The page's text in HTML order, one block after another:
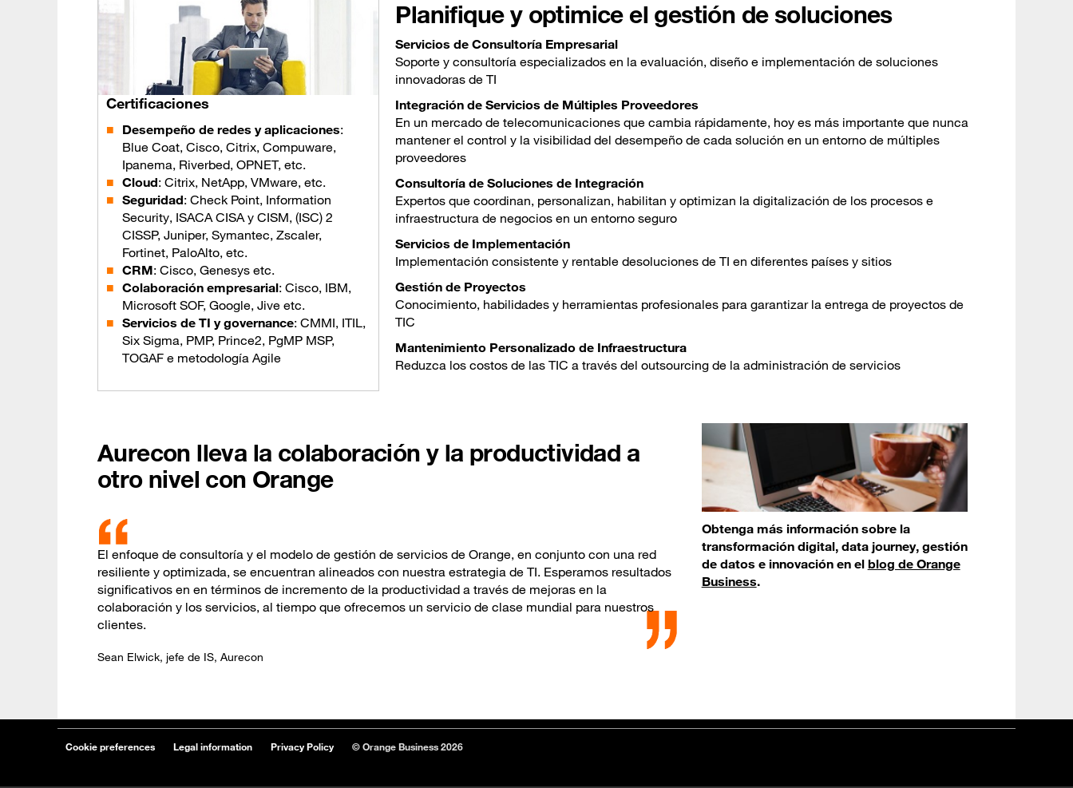
Certificaciones
Desempeño de redes y aplicaciones:
Blue Coat, Cisco, Citrix, Compuware,
Ipanema, Riverbed, OPNET, etc.
Cloud: Citrix, NetApp, VMware, etc.
Seguridad: Check Point, Information
Security, ISACA CISA y CISM, (ISC) 2
CISSP, Juniper, Symantec, Zscaler,
Fortinet, PaloAlto, etc.
CRM: Cisco, Genesys etc.
Colaboración empresarial: Cisco, IBM,
Microsoft SOF, Google, Jive etc.
Servicios de TI y governance: CMMI, ITIL,
Six Sigma, PMP, Prince2, PgMP MSP,
TOGAF e metodología Agile
Planifique y optimice el gestión de soluciones
Servicios de Consultoría Empresarial
Soporte y consultoría especializados en la evaluación, diseño e implementación de soluciones
innovadoras de TI
Integración de Servicios de Múltiples Proveedores
En un mercado de telecomunicaciones que cambia rápidamente, hoy es más importante que nunca
mantener el control y la visibilidad del desempeño de cada solución en un entorno de múltiples
proveedores
Consultoría de Soluciones de Integración
Expertos que coordinan, personalizan, habilitan y optimizan la digitalización de los procesos e
infraestructura de negocios en un entorno seguro
Servicios de Implementación
Implementación consistente y rentable desoluciones de TI en diferentes países y sitios
Gestión de Proyectos
Conocimiento, habilidades y herramientas profesionales para garantizar la entrega de proyectos de
TIC
Mantenimiento Personalizado de Infraestructura
Reduzca los costos de las TIC a través del outsourcing de la administración de servicios
Aurecon lleva la colaboración y la productividad a
otro nivel con Orange
El enfoque de consultoría y el modelo de gestión de servicios de Orange, en conjunto con una red
resiliente y optimizada, se encuentran alineados con nuestra estrategia de TI. Esperamos resultados
significativos en en términos de incremento de la productividad a través de mejoras en la
colaboración y los servicios, al tiempo que ofrecemos un servicio de clase mundial para nuestros
clientes.
Sean Elwick, jefe de IS, Aurecon
Obtenga más información sobre la
transformación digital, data journey, gestión
de datos e innovación en el blog de Orange
Business.
Cookie preferences Legal information Privacy Policy © Orange Business 2026